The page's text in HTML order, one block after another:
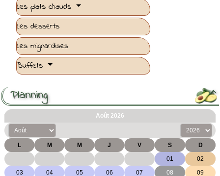
Les plats chauds
Les desserts
Les mignardises
Buffets

Planning